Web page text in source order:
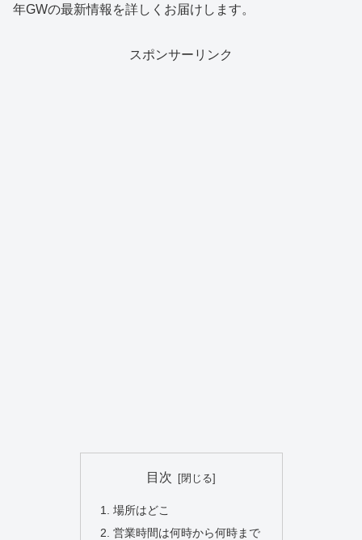
年GWの最新情報を詳しくお届けします。
スポンサーリンク
目次
場所はどこ
営業時間は何時から何時まで